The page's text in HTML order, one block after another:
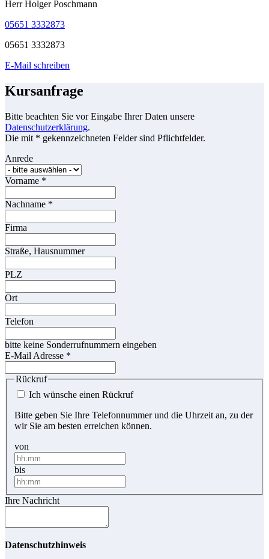
Herr Holger Poschmann
05651 3332873
05651 3332873
E-Mail schreiben
Kursanfrage
Bitte beachten Sie vor Eingabe Ihrer Daten unsere
Datenschutzerklärung.
Die mit * gekennzeichneten Felder sind Pflichtfelder.
Anrede
Vorname *
Nachname *
Firma
Straße, Hausnummer
PLZ
Ort
Telefon
bitte keine Sonderrufnummern eingeben
E-Mail Adresse *
Rückruf
Ich wünsche einen Rückruf
Bitte geben Sie Ihre Telefonnummer und die Uhrzeit an, zu der
wir Sie am besten erreichen können.
von
bis
Ihre Nachricht
Datenschutzhinweis